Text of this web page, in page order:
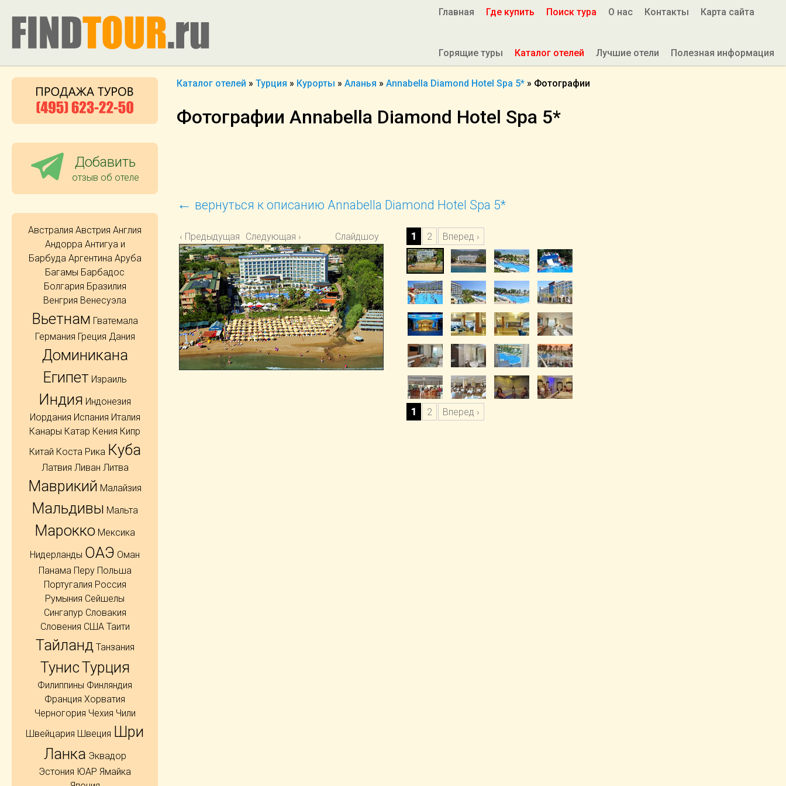
Главная Где купить Поиск тура О нас Контакты Карта сайта
Горящие туры Каталог отелей Лучшие отели Полезная информация
Каталог отелей » Турция » Курорты » Аланья » Annabella Diamond Hotel Spa 5* » Фотографии
Фотографии Annabella Diamond Hotel Spa 5*
← вернуться к описанию Annabella Diamond Hotel Spa 5*
‹ Предыдущая Следующая › Слайдшоу 1 2 Вперед ›
1 2 Вперед ›
Добавить
отзыв об отеле
Австралия Австрия Англия
Андорра Антигуа и
Барбуда Аргентина Аруба
Багамы Барбадос
Болгария Бразилия
Венгрия Венесуэла
Вьетнам Гватемала
Германия Греция Дания
Доминикана
Египет Израиль
Индия Индонезия
Иордания Испания Италия
Канары Катар Кения Кипр
Китай Коста Рика Куба
Латвия Ливан Литва
Маврикий Малайзия
Мальдивы Мальта
Марокко Мексика
Нидерланды ОАЭ Оман
Панама Перу Польша
Португалия Россия
Румыния Сейшелы
Сингапур Словакия
Словения США Таити
Тайланд Танзания
ТунисТурция
Филиппины Финляндия
Франция Хорватия
Черногория Чехия Чили
Швейцария Швеция Шри
Ланка Эквадор
Эстония ЮАР Ямайка